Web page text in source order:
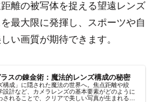
離の被写体を捉える望遠レンズ
最大限に発揮し、スポーツや自
い画質が期待できます。
スの錬金術：魔法的レンズ構成の秘密
構成」に隠された魔法の世界へ。焦点距離や絞
設計など、カメラレンズの基本要素がどのように
されることで、クリアで美しい写真が生まれるの